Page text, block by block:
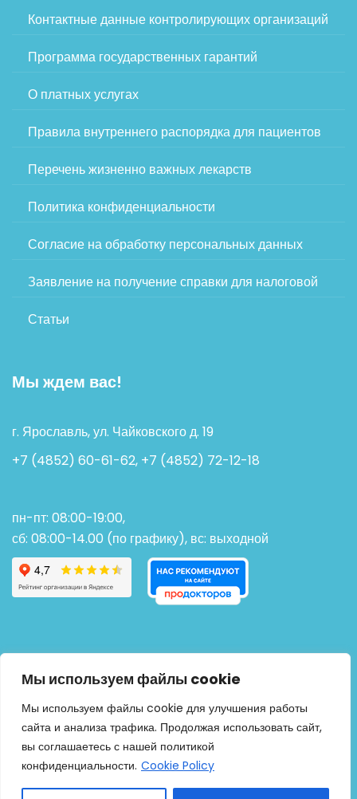
Мы используем файлы cookie
Мы используем файлы cookie для улучшения работы
сайта и анализа трафика. Продолжая использовать сайт,
вы соглашаетесь с нашей политикой
конфиденциальности. Cookie Policy
Контактные данные контролирующих организаций
Программа государственных гарантий
О платных услугах
Правила внутреннего распорядка для пациентов
Перечень жизненно важных лекарств
Политика конфиденциальности
Согласие на обработку персональных данных
Заявление на получение справки для налоговой
Статьи
Мы ждем вас!
г. Ярославль, ул. Чайковского д. 19
+7 (4852) 60-61-62, +7 (4852) 72-12-18
пн-пт: 08:00-19:00,
сб: 08:00-14.00 (по графику), вс: выходной